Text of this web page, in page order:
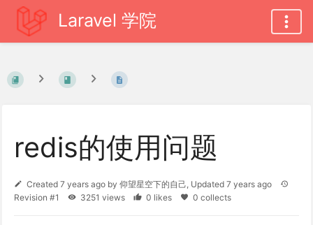
Laravel 学院
redis的使用问题
Created 7 years ago by 仰望星空下的自己, Updated 7 years ago
Revision #1
3251 views 0 likes 0 collects